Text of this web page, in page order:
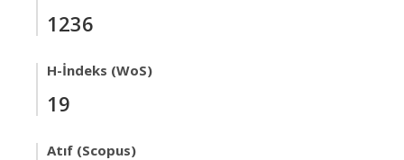
1236
H-İndeks (WoS)
19
Atıf (Scopus)